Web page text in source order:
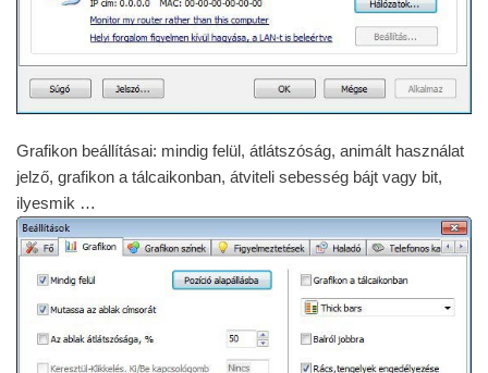
Grafikon beállításai: mindig felül, átlátszóság, animált használat
jelző, grafikon a tálcaikonban, átviteli sebesség bájt vagy bit,
ilyesmik …